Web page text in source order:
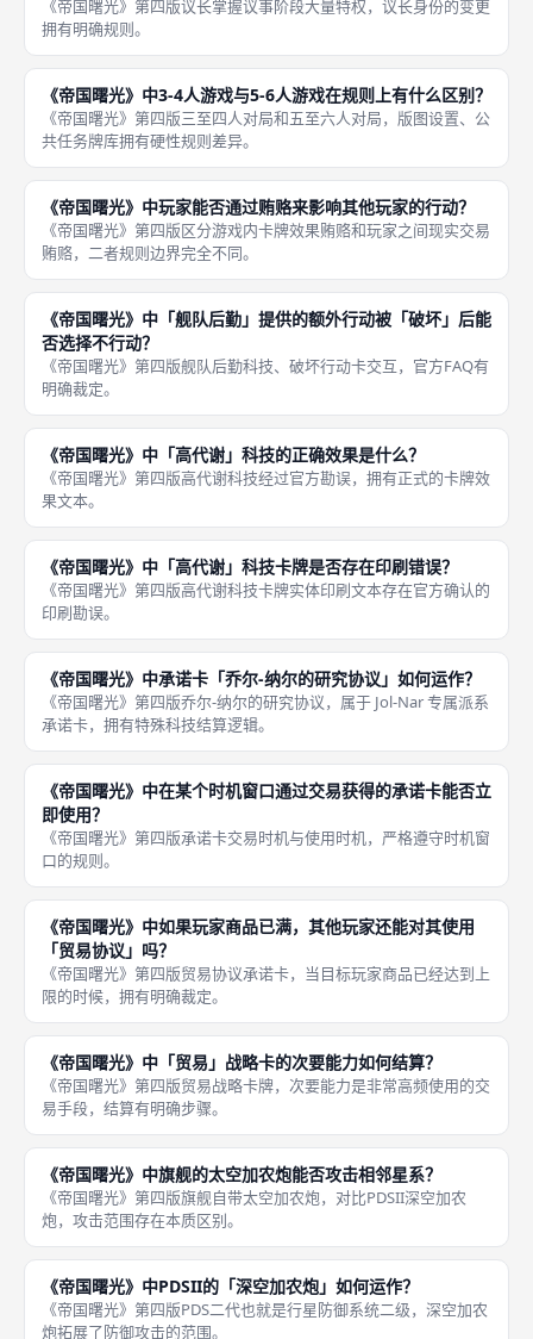
《帝国曙光》第四版议长掌握议事阶段大量特权，议长身份的变更
拥有明确规则。
《帝国曙光》中3‑4人游戏与5‑6人游戏在规则上有什么区别？
《帝国曙光》第四版三至四人对局和五至六人对局，版图设置、公
共任务牌库拥有硬性规则差异。
《帝国曙光》中玩家能否通过贿赂来影响其他玩家的行动？
《帝国曙光》第四版区分游戏内卡牌效果贿赂和玩家之间现实交易
贿赂，二者规则边界完全不同。
《帝国曙光》中「舰队后勤」提供的额外行动被「破坏」后能
否选择不行动？
《帝国曙光》第四版舰队后勤科技、破坏行动卡交互，官方FAQ有
明确裁定。
《帝国曙光》中「高代谢」科技的正确效果是什么？
《帝国曙光》第四版高代谢科技经过官方勘误，拥有正式的卡牌效
果文本。
《帝国曙光》中「高代谢」科技卡牌是否存在印刷错误？
《帝国曙光》第四版高代谢科技卡牌实体印刷文本存在官方确认的
印刷勘误。
《帝国曙光》中承诺卡「乔尔‑纳尔的研究协议」如何运作？
《帝国曙光》第四版乔尔‑纳尔的研究协议，属于 Jol‑Nar 专属派系
承诺卡，拥有特殊科技结算逻辑。
《帝国曙光》中在某个时机窗口通过交易获得的承诺卡能否立
即使用？
《帝国曙光》第四版承诺卡交易时机与使用时机，严格遵守时机窗
口的规则。
《帝国曙光》中如果玩家商品已满，其他玩家还能对其使用
「贸易协议」吗？
《帝国曙光》第四版贸易协议承诺卡，当目标玩家商品已经达到上
限的时候，拥有明确裁定。
《帝国曙光》中「贸易」战略卡的次要能力如何结算？
《帝国曙光》第四版贸易战略卡牌，次要能力是非常高频使用的交
易手段，结算有明确步骤。
《帝国曙光》中旗舰的太空加农炮能否攻击相邻星系？
《帝国曙光》第四版旗舰自带太空加农炮，对比PDSII深空加农
炮，攻击范围存在本质区别。
《帝国曙光》中PDSII的「深空加农炮」如何运作？
《帝国曙光》第四版PDS二代也就是行星防御系统二级，深空加农
炮拓展了防御攻击的范围。